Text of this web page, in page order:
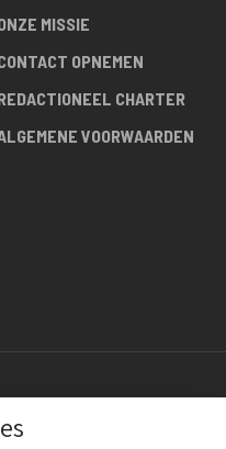
MISSIE
OPNEMEN
CHARTER
VOORWAARDEN